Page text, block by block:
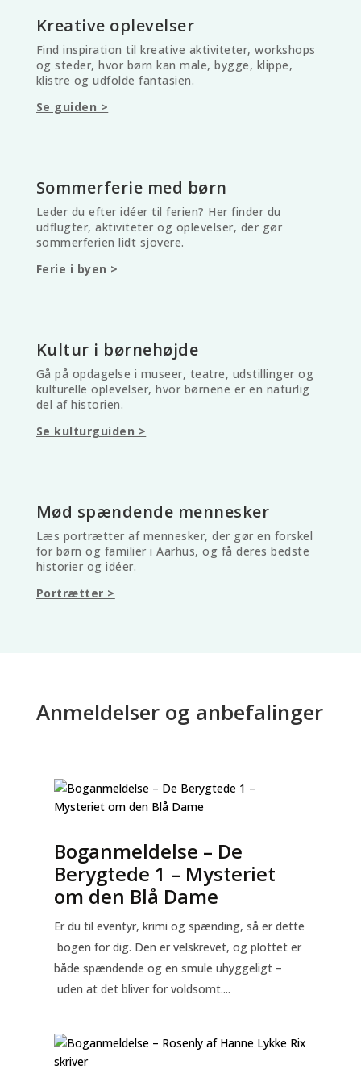
Kreative oplevelser
Find inspiration til kreative aktiviteter, workshops
og steder, hvor børn kan male, bygge, klippe,
klistre og udfolde fantasien.
Se guiden >
Sommerferie med børn
Leder du efter idéer til ferien? Her finder du
udflugter, aktiviteter og oplevelser, der gør
sommerferien lidt sjovere.
Ferie i byen >
Kultur i børnehøjde
Gå på opdagelse i museer, teatre, udstillinger og
kulturelle oplevelser, hvor børnene er en naturlig
del af historien.
Se kulturguiden >
Mød spændende mennesker
Læs portrætter af mennesker, der gør en forskel
for børn og familier i Aarhus, og få deres bedste
historier og idéer.
Portrætter >
Anmeldelser og anbefalinger
Boganmeldelse – De
Berygtede 1 – Mysteriet
om den Blå Dame
Er du til eventyr, krimi og spænding, så er dette
bogen for dig. Den er velskrevet, og plottet er
både spændende og en smule uhyggeligt –
uden at det bliver for voldsomt....